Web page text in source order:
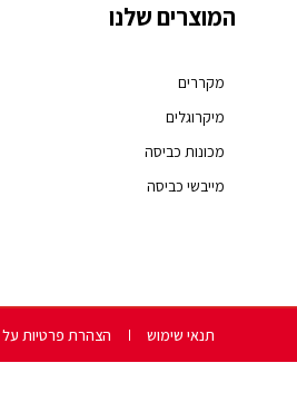
המוצרים שלנו
מקררים
מיקרוגלים
מכונות כביסה
מייבשי כביסה
תנאי שימוש הצהרת פרטיות על